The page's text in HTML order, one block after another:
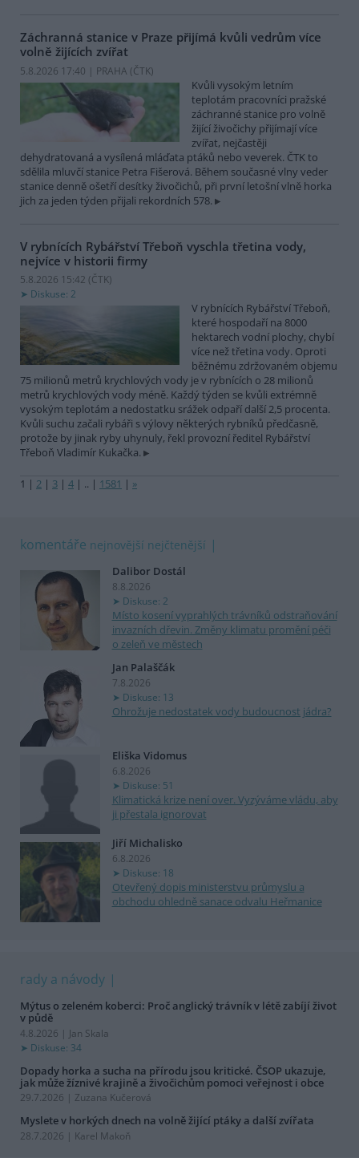
Záchranná stanice v Praze přijímá kvůli vedrům více
volně žijících zvířat
5.8.2026 17:40 | PRAHA (ČTK)
Kvůli vysokým letním
teplotám pracovníci pražské
záchranné stanice pro volně
žijící živočichy přijímají více
zvířat, nejčastěji
dehydratovaná a vysílená mláďata ptáků nebo veverek. ČTK to
sdělila mluvčí stanice Petra Fišerová. Během současné vlny veder
stanice denně ošetří desítky živočichů, při první letošní vlně horka
jich za jeden týden přijali rekordních 578.
V rybnících Rybářství Třeboň vyschla třetina vody,
nejvíce v historii firmy
5.8.2026 15:42 (ČTK)
Diskuse: 2
V rybnících Rybářství Třeboň,
které hospodaří na 8000
hektarech vodní plochy, chybí
více než třetina vody. Oproti
běžnému zdržovaném objemu
75 milionů metrů krychlových vody je v rybnících o 28 milionů
metrů krychlových vody méně. Každý týden se kvůli extrémně
vysokým teplotám a nedostatku srážek odpaří další 2,5 procenta.
Kvůli suchu začali rybáři s výlovy některých rybníků předčasně,
protože by jinak ryby uhynuly, řekl provozní ředitel Rybářství
Třeboň Vladimír Kukačka.
1 | 2 | 3 | 4 | .. | 1581 | »
komentáře nejnovější nejčtenější
Dalibor Dostál
8.8.2026
Diskuse: 2
Místo kosení vyprahlých trávníků odstraňování
invazních dřevin. Změny klimatu promění péči
o zeleň ve městech
Jan Palaščák
7.8.2026
Diskuse: 13
Ohrožuje nedostatek vody budoucnost jádra?
Eliška Vidomus
6.8.2026
Diskuse: 51
Klimatická krize není over. Vyzýváme vládu, aby
ji přestala ignorovat
Jiří Michalisko
6.8.2026
Diskuse: 18
Otevřený dopis ministerstvu průmyslu a
obchodu ohledně sanace odvalu Heřmanice
rady a návody
Mýtus o zeleném koberci: Proč anglický trávník v létě zabíjí život
v půdě
4.8.2026 | Jan Skala
Diskuse: 34
Dopady horka a sucha na přírodu jsou kritické. ČSOP ukazuje,
jak může žíznivé krajině a živočichům pomoci veřejnost i obce
29.7.2026 | Zuzana Kučerová
Myslete v horkých dnech na volně žijící ptáky a další zvířata
28.7.2026 | Karel Makoň